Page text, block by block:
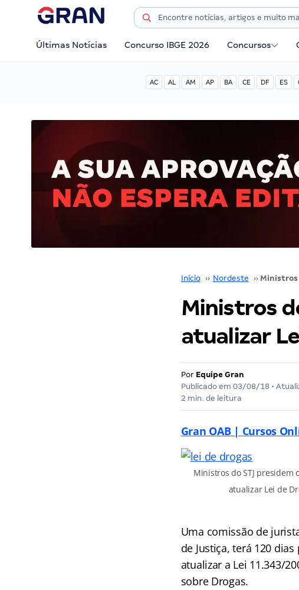
Últimas Notícias Concurso IBGE 2026 Concursos
AC AL AM AP BA CE DF ES
Início ›› Nordeste ››
Ministros
atualizar
Por Equipe Gran
Publicado em 03/08/18•
2 min. de leitura
Gran OAB | Cursos
Ministros do STJ presidem
atualizar Lei de
Uma comissão de
de Justiça, terá 120
atualizar a Lei 11.343/
sobre Drogas.